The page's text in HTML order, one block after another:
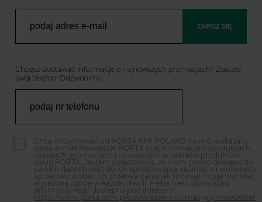
ZAPISZ SIĘ
Chcesz dostawać informacje o najnowszych promocjach? Zostaw
swój telefon! Odzwonimy!
Chcę otrzymywać od PORTA KMI POLAND na mój wskazany
adres e-mail newsletter PORTA oraz informacje o produktach,
usługach, promocjach i nowościach w zakresie produktów i
usług PORTA. Jestem świadomy/a, że mam prawo dostępu do
swoich danych oraz do ich sprostowania, usunięcia i wniesienia
sprzeciwu wobec ich przetwarzania jak również mogę wycofać
wyrażoną zgodę w każdej chwili. Pełna treść obowiązku
informacyjnego dostępna pod adresem:
https://www.porta.com.pl/obowiazek-informacyjny-newsletter